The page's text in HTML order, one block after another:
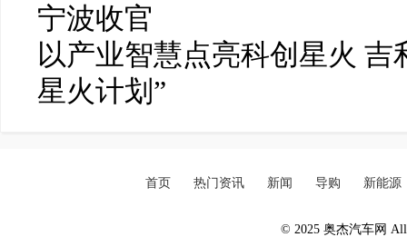
宁波收官
以产业智慧点亮科创星火
星火计划”
首页 热门资讯 新闻 导购 新能源
© 2025 奥杰汽车网 All